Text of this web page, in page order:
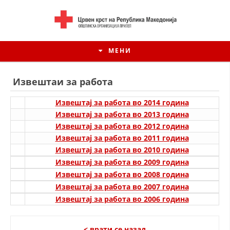
МЕНИ
ИСТОРИЈАТ НА ЦКРСМ
Извештаи за работа
Извештај за работа во 2014 година
Извештај за работа во 2013 година
Извештај за работа во 2012 година
Извештај за работа во 2011 година
Извештај за работа во 2010 година
Извештај за работа во 2009 година
Извештај за работа во 2008 година
Извештај за работа во 2007 година
Извештај за работа во 2006 година